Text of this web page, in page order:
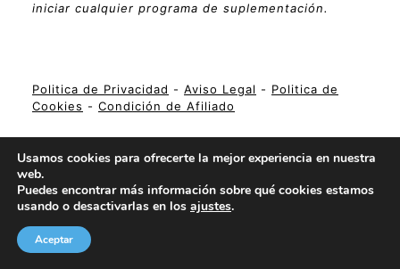
iniciar cualquier programa de suplementación.
Politica de Privacidad - Aviso Legal - Politica de
Cookies - Condición de Afiliado
Suplementa Tu Vida
Usamos cookies para ofrecerte la mejor experiencia en nuestra
web.
Puedes encontrar más información sobre qué cookies estamos
usando o desactivarlas en los ajustes.
Aceptar